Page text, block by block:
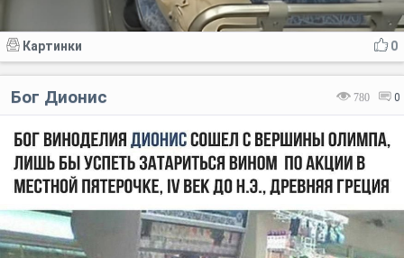
0
Картинки
780 0
Бог Дионис